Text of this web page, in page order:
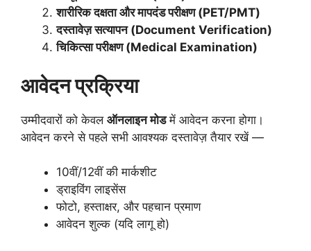
शारीरिक दक्षता और मापदंड परीक्षण (PET/PMT)
दस्तावेज़ सत्यापन (Document Verification)
चिकित्सा परीक्षण (Medical Examination)
आवेदन प्रक्रिया
उम्मीदवारों को केवल ऑनलाइन मोडमें आवेदन करना होगा।
आवेदन करने से पहले सभी आवश्यक दस्तावेज़ तैयार रखें —
10वीं/12वीं की मार्कशीट
ड्राइविंग लाइसेंस
फोटो, हस्ताक्षर, और पहचान प्रमाण
आवेदन शुल्क (यदि लागू हो)